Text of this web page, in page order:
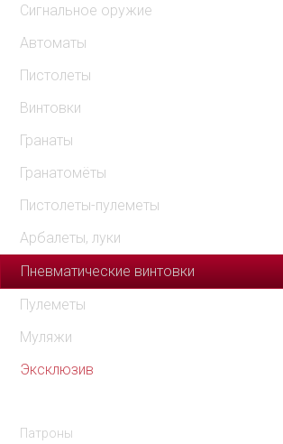
Сигнальное оружие
Автоматы
Пистолеты
Винтовки
Гранаты
Гранатомёты
Пистолеты-пулеметы
Арбалеты, луки
Пневматические винтовки
Пулеметы
Муляжи
Эксклюзив
Патроны